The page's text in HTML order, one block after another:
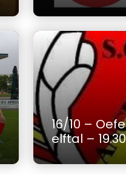
16/10 –
elftal –